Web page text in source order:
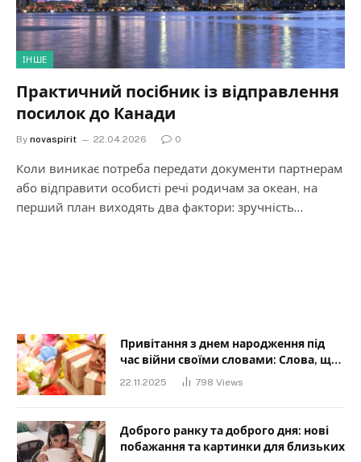
ІНШЕ
Практичний посібник із відправлення
посилок до Канади
By novaspirit 22.04.2026 0
Коли виникає потреба передати документи партнерам
або відправити особисті речі родичам за океан, на
перший план виходять два фактори: зручність…
Привітання з днем народження під
час війни своїми словами: Слова, що
дарують надію та силу
22.11.2025 798 Views
Доброго ранку та доброго дня: нові
побажання та картинки для близьких